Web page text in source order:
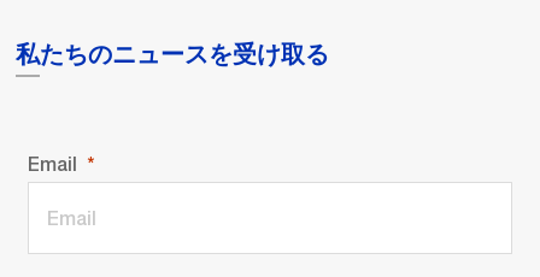
私たちのニュースを受け取る
Email